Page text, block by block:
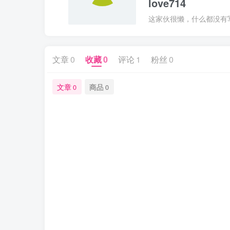
这家伙很懒，什么都没有
文章0 收藏0 评论 1 粉丝 0
文章0 商品 0